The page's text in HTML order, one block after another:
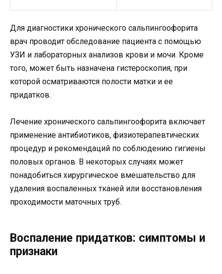
Для диагностики хронического сальпингоофорита
врач проводит обследование пациента с помощью
УЗИ и лабораторных анализов крови и мочи. Кроме
того, может быть назначена гистероскопия, при
которой осматриваются полости матки и ее
придатков.
Лечение хронического сальпингоофорита включает
применение антибиотиков, физиотерапевтических
процедур и рекомендаций по соблюдению гигиены
половых органов. В некоторых случаях может
понадобиться хирургическое вмешательство для
удаления воспаленных тканей или восстановления
проходимости маточных труб.
Воспаление придатков: симптомы и
признаки